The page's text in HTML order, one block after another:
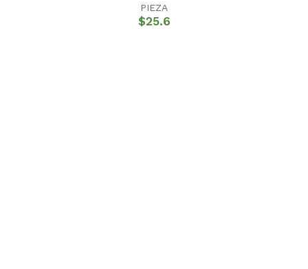
PIEZA
$25.6